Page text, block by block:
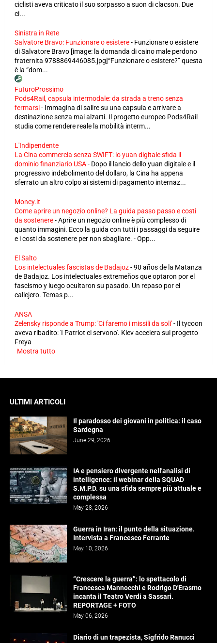
ciclisti aveva criticato il suo sorpasso a suon di clacson. Due
ci...
Sinistra in Rete
Salvatore Bravo: Funzionare o esistere- Funzionare o esistere
di Salvatore Bravo [image: la domanda di caino male perdono
fraternita 9788869446085.jpg]“Funzionare o esistere?” questa
è la “dom...
FuturoProssimo
Pods4Rail, capsula intermodale: da strada a treno senza
fermarsi- Immagina di salire su una capsula e arrivare a
destinazione senza mai alzarti. Il progetto europeo Pods4Rail
studia come rendere reale la mobilità interm...
L'Indipendente
La Cina commercia senza SWIFT: lo yuan digitale sfida il
dominio finanziario USA- Dopo il lancio dello yuan digitale e il
progressivo indebolimento del dollaro, la Cina ha appena
sferrato un altro colpo ai sistemi di pagamento internaz...
Money.it
Come aprire un negozio online? La guida passo passo e costi
da sostenere-Aprire un negozio online è più complesso di
quanto immagini. Ecco la guida con tutti i passaggi da seguire
e i costi da sostenere per non sbagliare. - Opp...
El Salto
Los intelectuales fascistas de Badajoz-90 años de la Matanza
de Badajoz. Los intelectuales extremeños que optaron por el
fascismo y luego ocultaron su pasado. Un repaso por el
callejero. Temas p...
ANSA
Zelensky risponde a Trump: 'Ci faremo i missili da soli'- Il tycoon
aveva ribadito: 'I Patriot ci servono'. Kiev accelera sul progetto
Freya
Mostra tutto
ULTIMI ARTICOLI
Il paradosso dei giovani in politica: il caso
Sardegna
June 29, 2026
IA e pensiero divergente nell'analisi di
intelligence: il webinar della SQUAD
S.M.P.D. su una sfida sempre più attuale e
complessa
May 28, 2026
Guerra in Iran: il punto della situazione.
Intervista a Francesco Ferrante
May 10, 2026
“Crescere la guerra”: lo spettacolo di
Francesca Mannocchi e Rodrigo D'Erasmo
incanta il Teatro Verdi a Sassari.
REPORTAGE + FOTO
May 06, 2026
Diario di un trapezista, Sigfrido Ranucci